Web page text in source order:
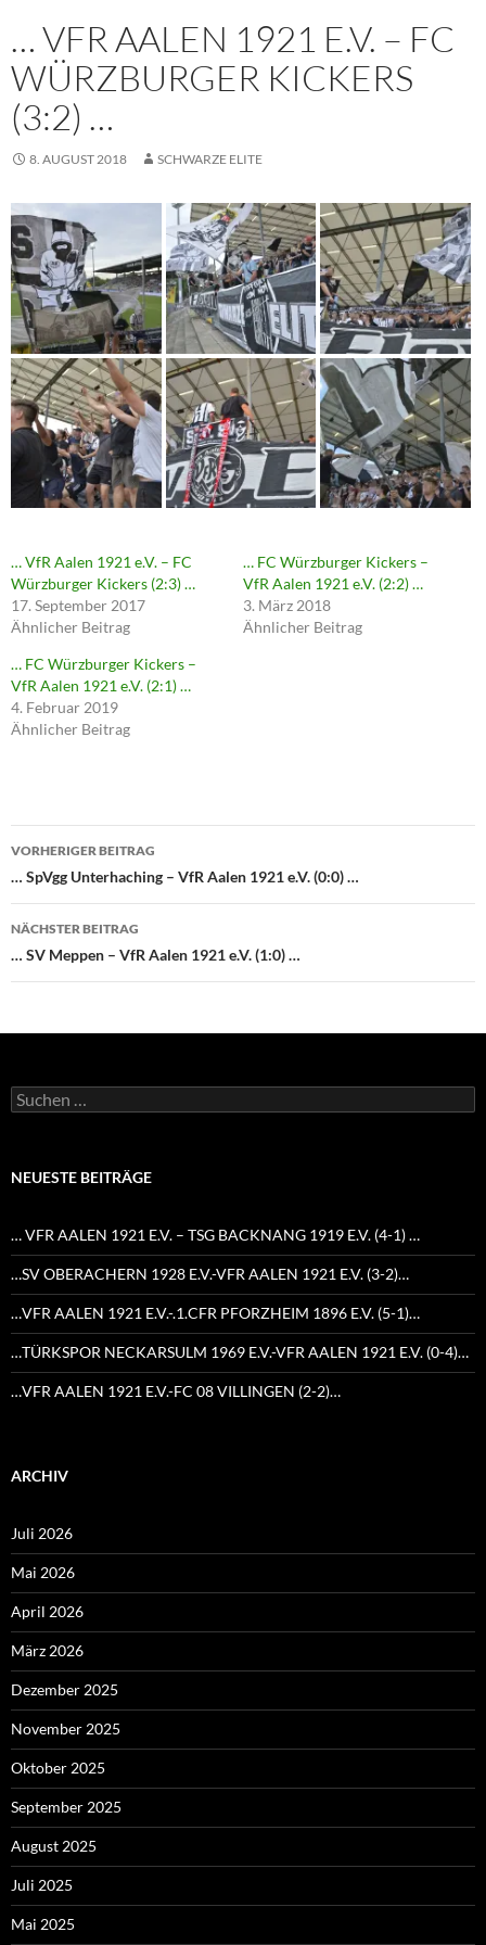
… VFR AALEN 1921 E.V. – FC
WÜRZBURGER KICKERS
(3:2) …
8. AUGUST 2018 SCHWARZE ELITE
… VfR Aalen 1921 e.V. – FC
Würzburger Kickers (2:3) …
17. September 2017
Ähnlicher Beitrag
… FC Würzburger Kickers –
VfR Aalen 1921 e.V. (2:2) …
3. März 2018
Ähnlicher Beitrag
… FC Würzburger Kickers –
VfR Aalen 1921 e.V. (2:1) …
4. Februar 2019
Ähnlicher Beitrag
Beitragsnavigation
VORHERIGER BEITRAG
… SpVgg Unterhaching – VfR Aalen 1921 e.V. (0:0) …
NÄCHSTER BEITRAG
… SV Meppen – VfR Aalen 1921 e.V. (1:0) …
Suchen
nach:
NEUESTE BEITRÄGE
… VFR AALEN 1921 E.V. – TSG BACKNANG 1919 E.V. (4-1) …
…SV OBERACHERN 1928 E.V.-VFR AALEN 1921 E.V. (3-2)…
…VFR AALEN 1921 E.V.-.1.CFR PFORZHEIM 1896 E.V. (5-1)…
…TÜRKSPOR NECKARSULM 1969 E.V.-VFR AALEN 1921 E.V. (0-4)…
…VFR AALEN 1921 E.V.-FC 08 VILLINGEN (2-2)…
ARCHIV
Juli 2026
Mai 2026
April 2026
März 2026
Dezember 2025
November 2025
Oktober 2025
September 2025
August 2025
Juli 2025
Mai 2025